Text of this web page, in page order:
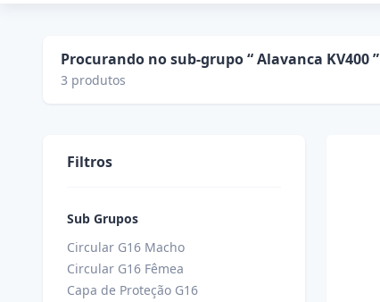
Procurando no sub-grupo “ Alavanca KV400 ”
3 produtos
Filtros
Sub Grupos
Circular G16 Macho
Circular G16 Fêmea
Capa de Proteção G16